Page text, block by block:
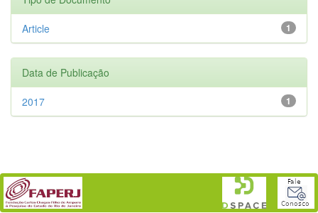
1
Article
Data de Publicação
1
2017